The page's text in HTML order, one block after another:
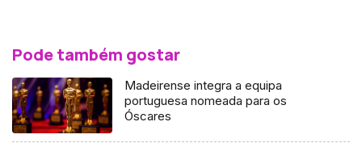
Pode também gostar
Madeirense integra a equipa
portuguesa nomeada para os
Óscares